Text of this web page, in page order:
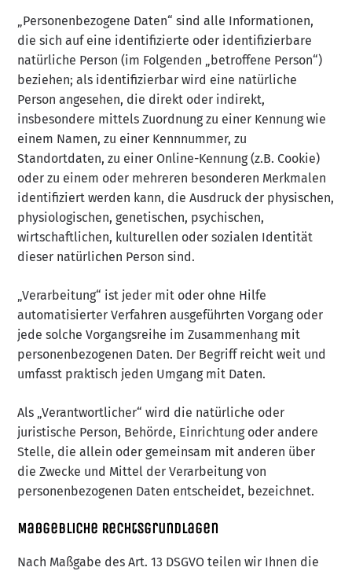
„Personenbezogene Daten“ sind alle Informationen,
die sich auf eine identifizierte oder identifizierbare
natürliche Person (im Folgenden „betroffene Person“)
beziehen; als identifizierbar wird eine natürliche
Person angesehen, die direkt oder indirekt,
insbesondere mittels Zuordnung zu einer Kennung wie
einem Namen, zu einer Kennnummer, zu
Standortdaten, zu einer Online-Kennung (z.B. Cookie)
oder zu einem oder mehreren besonderen Merkmalen
identifiziert werden kann, die Ausdruck der physischen,
physiologischen, genetischen, psychischen,
wirtschaftlichen, kulturellen oder sozialen Identität
dieser natürlichen Person sind.
„Verarbeitung“ ist jeder mit oder ohne Hilfe
automatisierter Verfahren ausgeführten Vorgang oder
jede solche Vorgangsreihe im Zusammenhang mit
personenbezogenen Daten. Der Begriff reicht weit und
umfasst praktisch jeden Umgang mit Daten.
Als „Verantwortlicher“ wird die natürliche oder
juristische Person, Behörde, Einrichtung oder andere
Stelle, die allein oder gemeinsam mit anderen über
die Zwecke und Mittel der Verarbeitung von
personenbezogenen Daten entscheidet, bezeichnet.
Maßgebliche Rechtsgrundlagen
Nach Maßgabe des Art. 13 DSGVO teilen wir Ihnen die